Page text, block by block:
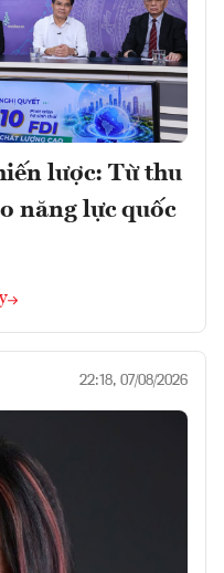
lược: Từ thu
năng lực quốc
22:18, 07/08/2026